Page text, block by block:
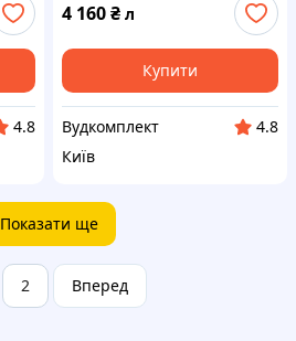
4.8
4 160₴ л
Купити
Вудкомплект
4.8
Київ
Показати ще
2 Вперед